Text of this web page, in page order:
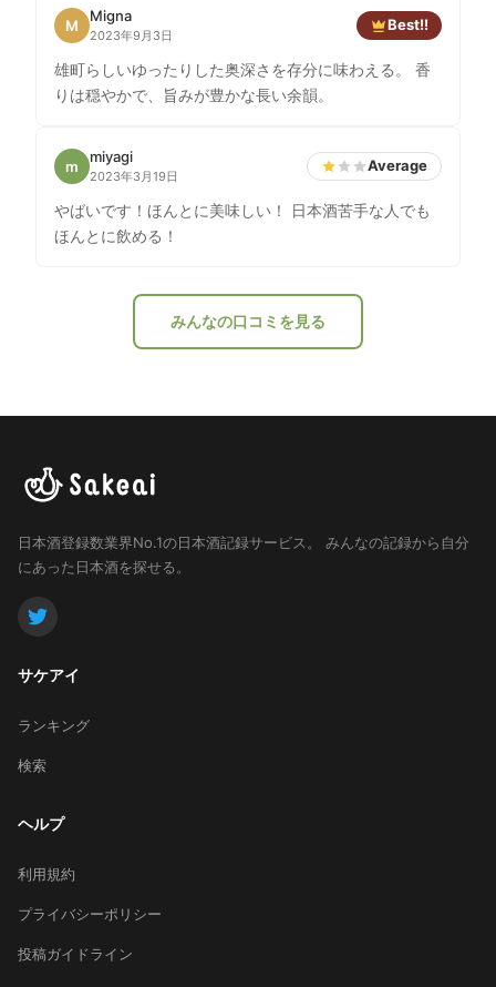
M
Migna
2023年9月3日
Best!!
雄町らしいゆったりした奥深さを存分に味わえる。 香
りは穏やかで、旨みが豊かな長い余韻。
m
miyagi
2023年3月19日
Average
やばいです！ほんとに美味しい！ 日本酒苦手な人でも
ほんとに飲める！
みんなの口コミを見る
日本酒登録数業界No.1の日本酒記録サービス。
みんなの記録から自分
にあった日本酒を探せる。
サケアイ
ランキング
検索
ヘルプ
利用規約
プライバシーポリシー
投稿ガイドライン